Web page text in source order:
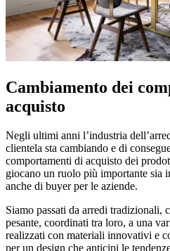
Cambiamento dei
acquisto
Negli ultimi anni l’industria
clientela sta cambiando e di
comportamenti di acquisto dei
giocano un ruolo più importante sia
anche di buyer per le aziende.
Siamo passati da arredi tradizionali,
pesante, coordinati tra loro, a una
realizzati con materiali innovativi e
per un design che anticipi le